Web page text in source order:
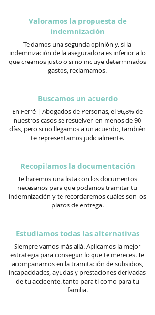
Valoramos la propuesta de
indemnización
Te damos una segunda opinión y, si la
indemnización de la aseguradora es inferior a lo
que creemos justo o si no incluye determinados
gastos, reclamamos.
Buscamos un acuerdo
En Ferré | Abogados de Personas, el 96,8% de
nuestros casos se resuelven en menos de 90
días, pero si no llegamos a un acuerdo, también
te representamos judicialmente.
Recopilamos la documentación
Te haremos una lista con los documentos
necesarios para que podamos tramitar tu
indemnización y te recordaremos cuáles son los
plazos de entrega.
Estudiamos todas las alternativas
Siempre vamos más allá. Aplicamos la mejor
estrategia para conseguir lo que te mereces. Te
acompañamos en la tramitación de subsidios,
incapacidades, ayudas y prestaciones derivadas
de tu accidente, tanto para ti como para tu
familia.